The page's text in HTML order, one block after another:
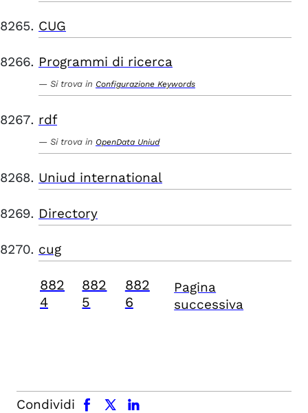
CUG
Programmi di ricerca
Si trova in Configurazione Keywords
rdf
Si trova in OpenData Uniud
Uniud international
Directory
cug
882
4
882
5
882
6
Pagina
successiva
Condividi
facebook x.com linkedin